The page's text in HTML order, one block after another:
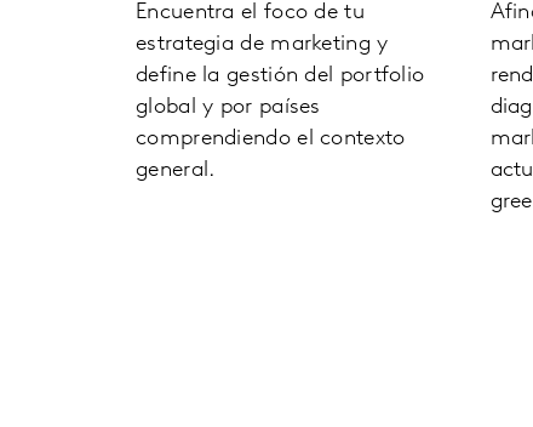
Encuentra el foco de tu
estrategia de marketing y
define la gestión del portfolio
global y por países
comprendiendo el contexto
general.